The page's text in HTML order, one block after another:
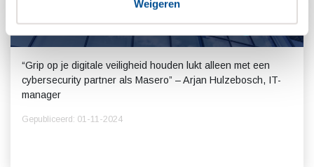
Weigeren
Klantcase: HatchTech
“Grip op je digitale veiligheid houden lukt alleen met een
cybersecurity partner als Masero” – Arjan Hulzebosch, IT-
manager
Gepubliceerd: 01-11-2024